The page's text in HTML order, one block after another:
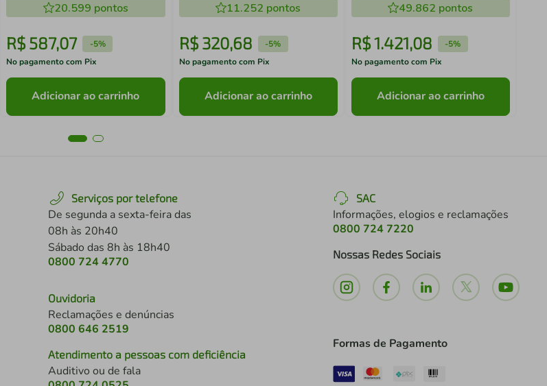
Restaurante20.599 pontos
R$587,07 -5%
No pagamento com Pix
Adicionar ao carrinho
11.252 pontos
R$ 320,68 -5%
No pagamento com Pix
Adicionar ao carrinho
49.862 pontos
R$1.421,08 -5%
No pagamento com Pix
Adicionar ao carrinho
Serviços por telefone
De segunda a sexta-feira das
08h às 20h40
Sábado das 8h às 18h40
0800 724 4770
Ouvidoria
Reclamações e denúncias
0800 646 2519
Atendimento a pessoas com deficiência
Auditivo ou de fala
SAC
Informações, elogios e reclamações
0800 724 7220
Nossas Redes Sociais
Formas de Pagamento